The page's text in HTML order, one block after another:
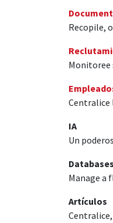
Recopile,
Monitoree
Centralice
IA
Un
Databases
Manage a
Artículos